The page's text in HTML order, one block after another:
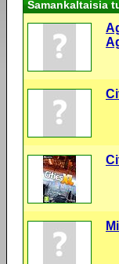
Samankaltaisia